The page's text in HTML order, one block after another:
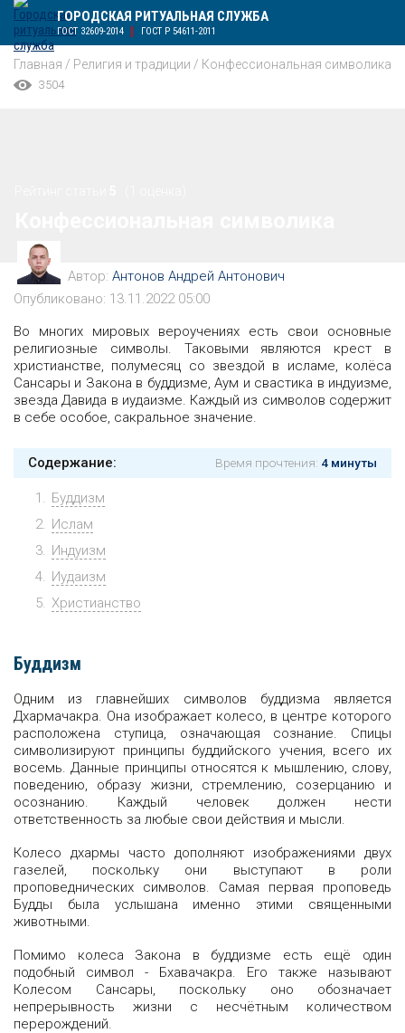
ГОРОДСКАЯ РИТУАЛЬНАЯ СЛУЖБА
ГОСТ 32609-2014 ГОСТ Р 54611-2011
Главная / Религия и традиции / Конфессиональная символика
3504
Автор: Антонов Андрей Антонович
Опубликовано: 13.11.2022 05:00
Во многих мировых вероучениях есть свои основные
религиозные символы. Таковыми являются крест в
христианстве, полумесяц со звездой в исламе, колёса
Сансары и Закона в буддизме, Аум и свастика в индуизме,
звезда Давида в иудаизме. Каждый из символов содержит
в себе особое, сакральное значение.
Содержание: Время прочтения: 4 минуты
Буддизм
Ислам
Индуизм
Иудаизм
Христианство
Буддизм
Одним из главнейших символов буддизма является
Дхармачакра. Она изображает колесо, в центре которого
расположена ступица, означающая сознание. Спицы
символизируют принципы буддийского учения, всего их
восемь. Данные принципы относятся к мышлению, слову,
поведению, образу жизни, стремлению, созерцанию и
осознанию. Каждый человек должен нести
ответственность за любые свои действия и мысли.
Колесо дхармы часто дополняют изображениями двух
газелей, поскольку они выступают в роли
проповеднических символов. Самая первая проповедь
Будды была услышана именно этими священными
животными.
Помимо колеса Закона в буддизме есть ещё один
подобный символ - Бхавачакра. Его также называют
Колесом Сансары, поскольку оно обозначает
непрерывность жизни с несчëтным количеством
перерождений.